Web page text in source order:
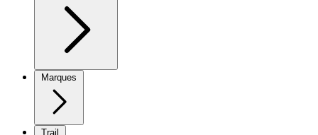
Marques
Trail